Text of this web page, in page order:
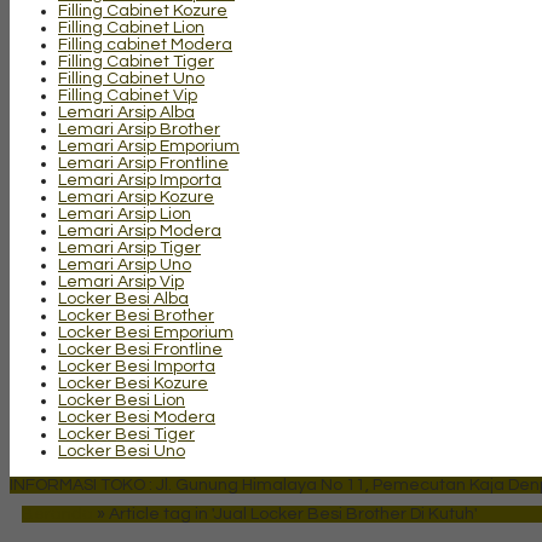
Filling Cabinet Kozure
Filling Cabinet Lion
Filling cabinet Modera
Filling Cabinet Tiger
Filling Cabinet Uno
Filling Cabinet Vip
Lemari Arsip Alba
Lemari Arsip Brother
Lemari Arsip Emporium
Lemari Arsip Frontline
Lemari Arsip Importa
Lemari Arsip Kozure
Lemari Arsip Lion
Lemari Arsip Modera
Lemari Arsip Tiger
Lemari Arsip Uno
Lemari Arsip Vip
Locker Besi Alba
Locker Besi Brother
Locker Besi Emporium
Locker Besi Frontline
Locker Besi Importa
Locker Besi Kozure
Locker Besi Lion
Locker Besi Modera
Locker Besi Tiger
Locker Besi Uno
INFORMASI TOKO : Jl. Gunung Himalaya No 11, Pemecutan Kaja
» Article tag in 'Jual Locker Besi Brother Di Kutuh'